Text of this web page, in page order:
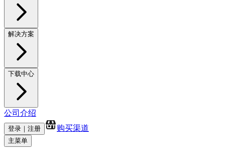
解决方案
下载中心
公司介绍
登录｜注册 购买渠道
主菜单